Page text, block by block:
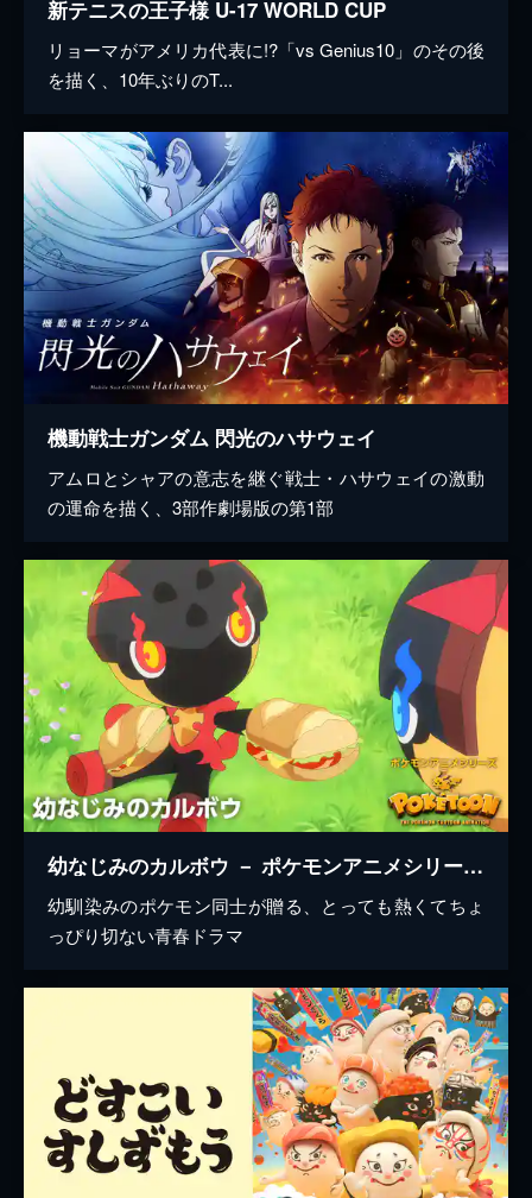
新テニスの王子様 U-17 WORLD CUP
リョーマがアメリカ代表に!?「vs Genius10」のその後
を描く、10年ぶりのT...
機動戦士ガンダム 閃光のハサウェイ
アムロとシャアの意志を継ぐ戦士・ハサウェイの激動
の運命を描く、3部作劇場版の第1部
幼なじみのカルボウ － ポケモンアニメシリーズ【POKÉTOON】
幼馴染みのポケモン同士が贈る、とっても熱くてちょ
っぴり切ない青春ドラマ